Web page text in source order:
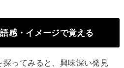
感・イメージで覚える
探ってみると、興味深い発見